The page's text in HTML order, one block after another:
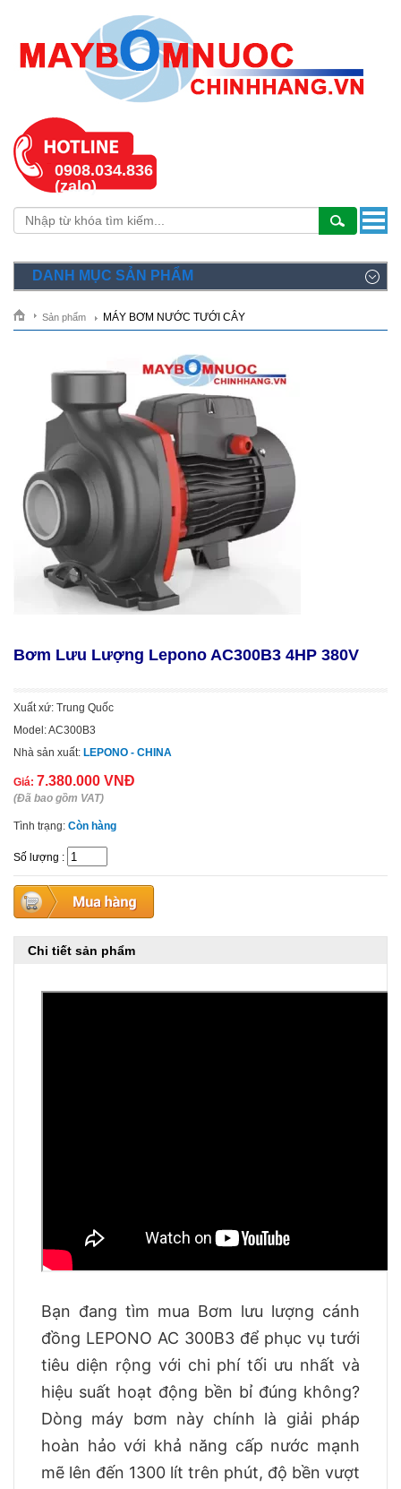
0908.034.836
(zalo)
DANH MỤC SẢN PHẨM
Sản phẩm MÁY BƠM NƯỚC TƯỚI CÂY
Bơm Lưu Lượng Lepono AC300B3 4HP 380V
Xuất xứ: Trung Quốc
Model: AC300B3
Nhà sản xuất: LEPONO - CHINA
Giá: 7.380.000 VNĐ
(Đã bao gồm VAT)
Tình trạng: Còn hàng
Số lượng :
Chi tiết sản phẩm
Bạn đang tìm mua Bơm lưu lượng cánh
đồng LEPONO AC 300B3 để phục vụ tưới
tiêu diện rộng với chi phí tối ưu nhất và
hiệu suất hoạt động bền bỉ đúng không?
Dòng máy bơm này chính là giải pháp
hoàn hảo với khả năng cấp nước mạnh
mẽ lên đến 1300 lít trên phút, độ bền vượt